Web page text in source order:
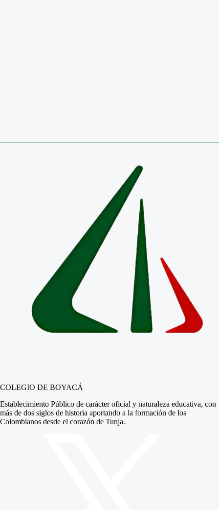
COLEGIO DE BOYACÁ
Establecimiento Público de carácter oficial y naturaleza educativa, con
más de dos siglos de historia aportando a la formación de los
Colombianos desde el corazón de Tunja.